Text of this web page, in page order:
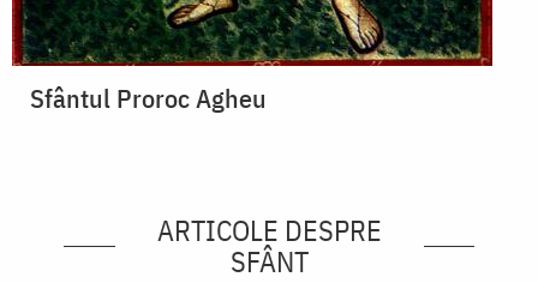
Sfântul Proroc Agheu
ARTICOLE DESPRE
SFÂNT